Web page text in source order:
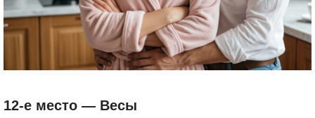
12-е место — Весы